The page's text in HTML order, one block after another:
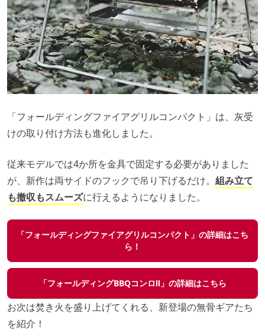
「フォールディングファイアグリルコンパクト」は、灰受
けの取り付け方法も進化しました。
従来モデルでは4か所を金具で固定する必要がありました
が、新作は両サイドのフックで吊り下げるだけ。 組み立て
も撤収もスムーズに行えるようになりました。
「フォールディングファイアグリルコンパクト」の詳細はこち
ら！
「フォールディングBBQコンロⅡ」の詳細はこちら
お次は焚き火を盛り上げてくれる、新登場の無骨ギアたち
を紹介！